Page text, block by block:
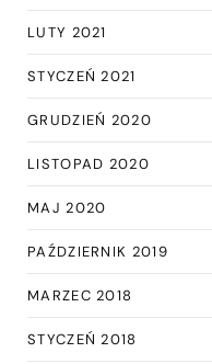
LUTY 2021
STYCZEŃ 2021
GRUDZIEŃ 2020
LISTOPAD 2020
MAJ 2020
PAŹDZIERNIK 2019
MARZEC 2018
STYCZEŃ 2018